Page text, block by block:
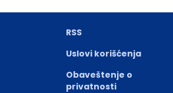
RSS
Uslovi korišćenja
Obaveštenje o
privatnosti